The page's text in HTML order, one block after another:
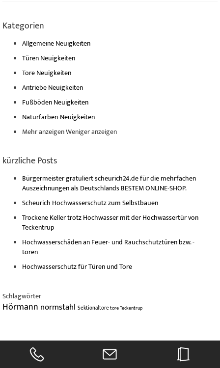
Kategorien
Allgemeine Neuigkeiten
Türen Neuigkeiten
Tore Neuigkeiten
Antriebe Neuigkeiten
Fußböden Neuigkeiten
Naturfarben-Neuigkeiten
Mehr anzeigenWeniger anzeigen
kürzliche Posts
Bürgermeister gratuliert scheurich24.de für die mehrfachen
Auszeichnungen als Deutschlands BESTEM ONLINE-SHOP.
Scheurich Hochwasserschutz zum Selbstbauen
Trockene Keller trotz Hochwasser mit der Hochwassertür von
Teckentrup
Hochwasserschäden an Feuer- und Rauchschutztüren bzw. -
toren
Hochwasserschutz für Türen und Tore
Schlagwörter
Hörmann normstahl SektionaltoretoreTeckentrup